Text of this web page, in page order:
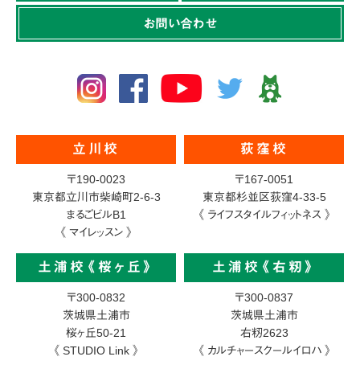
お問い合わせ
立川校
〒190-0023
東京都立川市柴崎町2-6-3
まるごビルB1
《 マイレッスン 》
荻窪校
〒167-0051
東京都杉並区荻窪4-33-5
《 ライフスタイルフィットネス 》
土浦校《桜ヶ丘》
〒300-0832
茨城県土浦市
桜ヶ丘50-21
《 STUDIO Link 》
土浦校《右籾》
〒300-0837
茨城県土浦市
右籾2623
《 カルチャースクールイロハ 》